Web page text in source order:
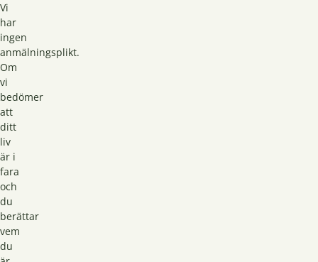
Vi
har
ingen
anmälningsplikt.
Om
vi
bedömer
att
ditt
liv
är i
fara
och
du
berättar
vem
du